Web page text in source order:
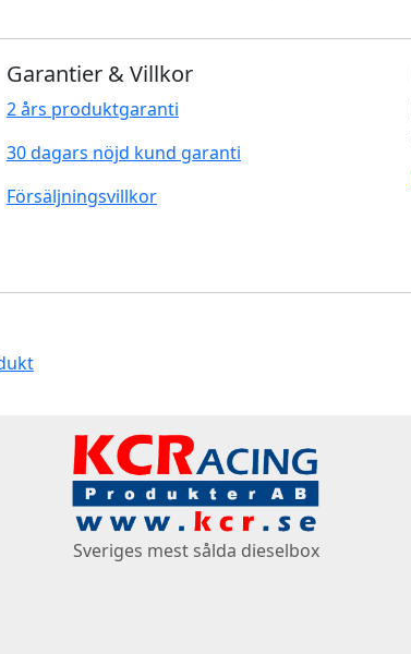
Garantier & Villkor
2 års produktgaranti
30 dagars nöjd kund garanti
Försäljningsvillkor
Sveriges mest sålda dieselbox